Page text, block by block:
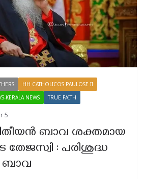
HH CATHOLICOS PAULOSE II
KERALA NEWS TRUE FAITH
5
ബാവ ശക്തമായ
തേജസ്വി : പരിശുദ്ധ
ബാവ